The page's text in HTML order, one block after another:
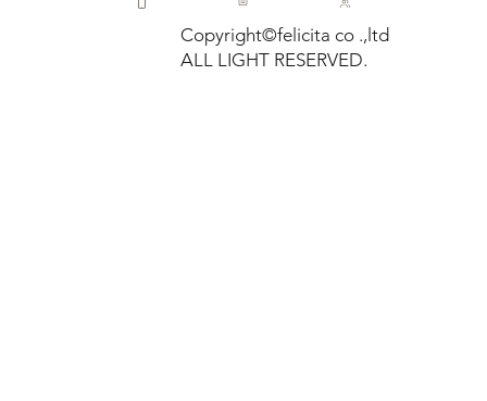
Copyright©felicita co .,ltd
ALL LIGHT RESERVED.